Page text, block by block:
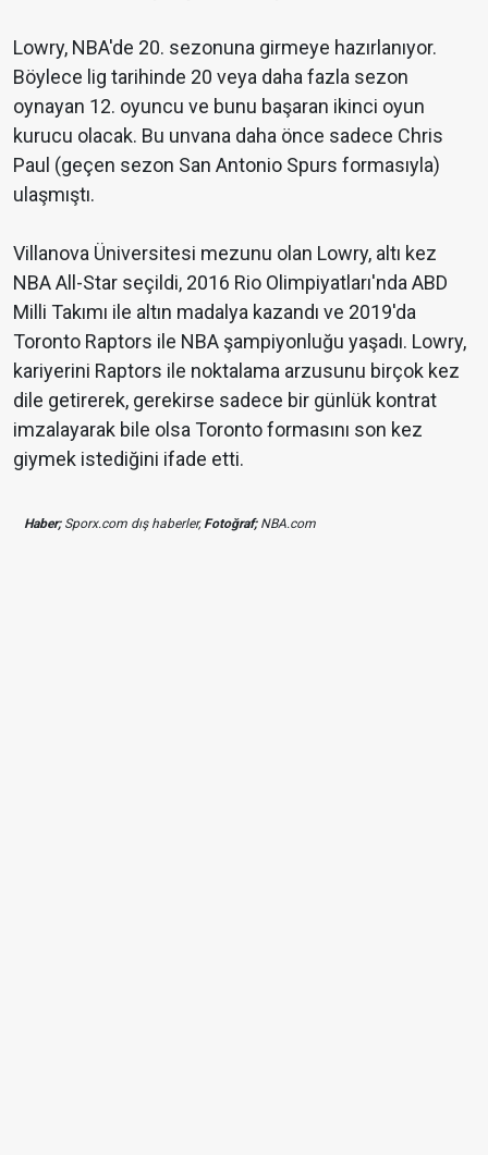
Lowry, NBA'de 20. sezonuna girmeye hazırlanıyor.
Böylece lig tarihinde 20 veya daha fazla sezon
oynayan 12. oyuncu ve bunu başaran ikinci oyun
kurucu olacak. Bu unvana daha önce sadece Chris
Paul (geçen sezon San Antonio Spurs formasıyla)
ulaşmıştı.
Villanova Üniversitesi mezunu olan Lowry, altı kez
NBA All-Star seçildi, 2016 Rio Olimpiyatları'nda ABD
Milli Takımı ile altın madalya kazandı ve 2019'da
Toronto Raptors ile NBA şampiyonluğu yaşadı. Lowry,
kariyerini Raptors ile noktalama arzusunu birçok kez
dile getirerek, gerekirse sadece bir günlük kontrat
imzalayarak bile olsa Toronto formasını son kez
giymek istediğini ifade etti.
Haber;Sporx.com dış haberler,Fotoğraf;NBA.com